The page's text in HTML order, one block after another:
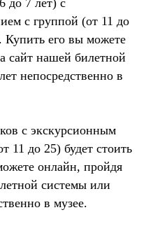
до 7 лет) с
с группой (от 11 до
Купить его вы можете
сайт нашей билетной
непосредственно в
с экскурсионным
11 до 25) будет стоить
онлайн, пройдя
системы или
в музее.